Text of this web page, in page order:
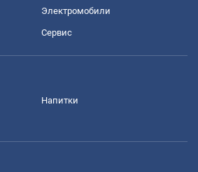
Электромобили
Сервис
Напитки